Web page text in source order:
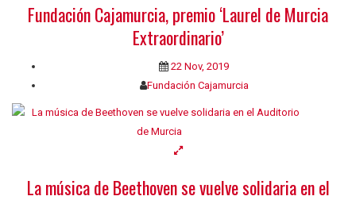
Fundación Cajamurcia, premio ‘Laurel de Murcia
Extraordinario’
22 Nov, 2019
Fundación Cajamurcia
La música de Beethoven se vuelve solidaria en el